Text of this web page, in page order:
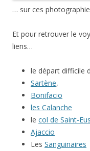
… sur ces
Et pour retrouver le
liens…
le départ difficile
Sartène,
Bonifacio
les Calanche
le col de Saint-
Ajaccio
Les Sanguinaires